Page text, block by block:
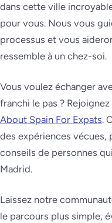
dans cette ville
pour vous. Nous vous
processus et vous
ressemble à un chez-soi.
Vous voulez échanger
franchi le pas ?
About Spain For Expats.
des expériences
conseils de personnes
Madrid.
Laissez notre
le parcours plus simple,